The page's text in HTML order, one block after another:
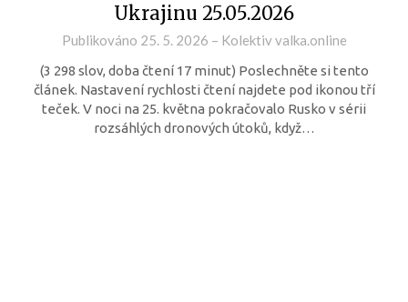
Ukrajinu 25.05.2026
Publikováno 25. 5. 2026 – Kolektiv valka.online
(3 298 slov, doba čtení 17 minut) Poslechněte si tento
článek. Nastavení rychlosti čtení najdete pod ikonou tří
teček. V noci na 25. května pokračovalo Rusko v sérii
rozsáhlých dronových útoků, když…